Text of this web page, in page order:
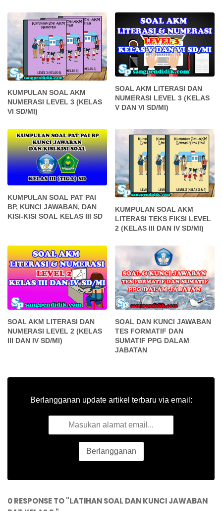
KUMPULAN SOAL AKM
NUMERASI LEVEL 3 (KELAS
VI SD/MI)
SOAL AKM LITERASI DAN
NUMERASI LEVEL 3 (KELAS
V DAN VI SD/MI)
KUMPULAN SOAL PAT PAI
BP, KUNCI JAWABAN, DAN
KISI-KISI SOAL KELAS III SD
KUMPULAN SOAL AKM
LITERASI TEKS FIKSI LEVEL
2 (KELAS III DAN IV SD/MI)
SOAL AKM LITERASI DAN
NUMERASI LEVEL 2 (KELAS
III DAN IV SD/MI)
SOAL DAN KUNCI JAWABAN
TES FORMATIF DAN
SUMATIF PPG DALAM
JABATAN
Berlangganan update artikel terbaru via email:
0 RESPONSE TO "LATIHAN SOAL DAN KUNCI JAWABAN